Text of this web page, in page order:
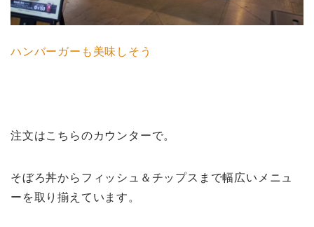
ハンバーガーも美味しそう
注文はこちらのカウンターで。
そぼろ丼からフィッシュ＆チップスまで幅広いメニュ
ーを取り揃えています。